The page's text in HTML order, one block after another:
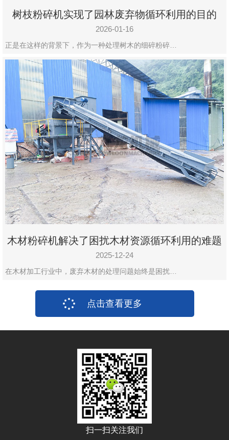
树枝粉碎机实现了园林废弃物循环利用的目的
2026-01-16
正是在这样的背景下，作为一种处理树木的细碎粉碎…
木材粉碎机解决了困扰木材资源循环利用的难题
2025-12-24
在木材加工行业中，废弃木材的处理问题始终是困扰…
点击查看更多
扫一扫关注我们